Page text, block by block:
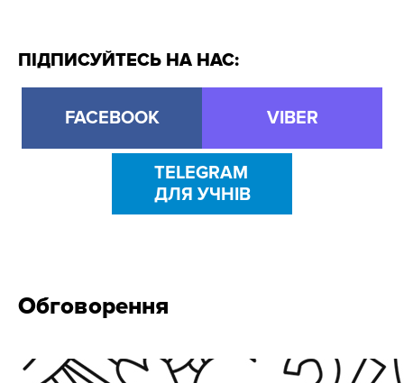
ПІДПИСУЙТЕСЬ НА НАС:
FACEBOOK VIBER
TELEGRAM
ДЛЯ УЧНІВ
Обговорення